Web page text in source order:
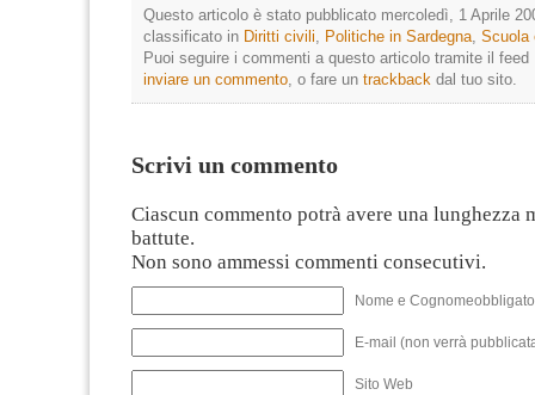
Questo articolo è stato pubblicato mercoledì, 1 Aprile
classificato in Diritti civili, Politiche in Sardegna, Scuola
Puoi seguire i commenti a questo articolo tramite il feed
inviare un commento, o fare un trackback dal tuo sito.
Scrivi un commento
Ciascun commento potrà avere una lunghezza
battute.
Non sono ammessi commenti consecutivi.
Nome e
E-mail (non verrà
Sito Web